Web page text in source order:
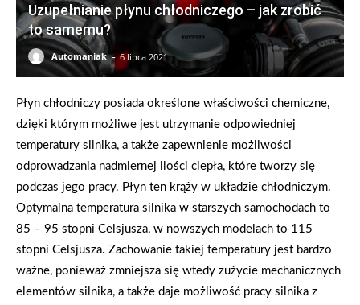
Uzupełnianie płynu chłodniczego – jak zrobić
to samemu?
Automaniak - 6 lipca 2021
Płyn chłodniczy posiada określone właściwości chemiczne,
dzięki którym możliwe jest utrzymanie odpowiedniej
temperatury silnika, a także zapewnienie możliwości
odprowadzania nadmiernej ilości ciepła, które tworzy się
podczas jego pracy. Płyn ten krąży w układzie chłodniczym.
Optymalna temperatura silnika w starszych samochodach to
85 – 95 stopni Celsjusza, w nowszych modelach to 115
stopni Celsjusza. Zachowanie takiej temperatury jest bardzo
ważne, ponieważ zmniejsza się wtedy zużycie mechanicznych
elementów silnika, a także daje możliwość pracy silnika z